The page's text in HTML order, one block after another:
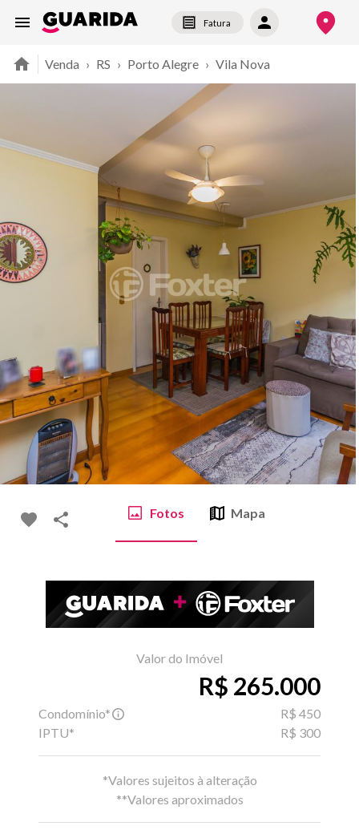
Fatura
Venda › RS › Porto Alegre › Vila Nova
Fotos Mapa
Valor do Imóvel
R$ 265.000
Condomínio*
R$ 450
IPTU*
R$ 300
*Valores sujeitos à alteração
**Valores aproximados